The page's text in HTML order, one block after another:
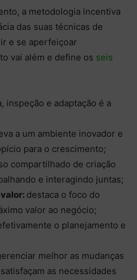
a metodologia incentiva
das suas técnicas de
e se aperfeiçoar
vai além e define os seis
inspeção e adaptação é a
a um ambiente inovador e
para o crescimento;
compartilhado de criação
e interagindo juntas;
destaca o foco do
valor ao negócio;
o planejamento e
melhor as mudanças
as necessidades